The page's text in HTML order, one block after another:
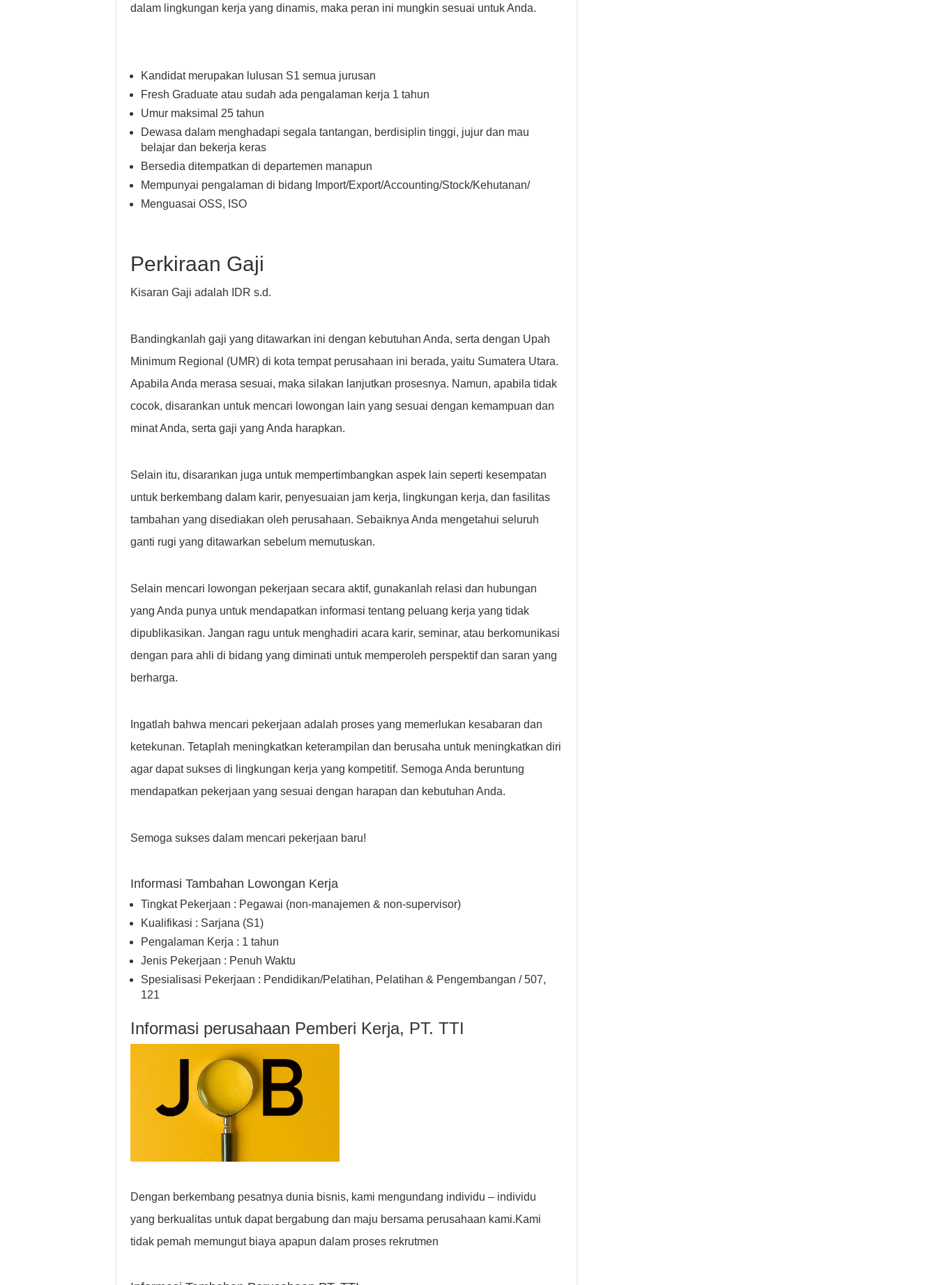
dalam lingkungan kerja yang dinamis, maka peran ini mungkin sesuai untuk Anda.
Kandidat merupakan lulusan S1 semua jurusan
Fresh Graduate atau sudah ada pengalaman kerja 1 tahun
Umur maksimal 25 tahun
Dewasa dalam menghadapi segala tantangan, berdisiplin tinggi, jujur dan mau
belajar dan bekerja keras
Bersedia ditempatkan di departemen manapun
Mempunyai pengalaman di bidang Import/Export/Accounting/Stock/Kehutanan/
Menguasai OSS, ISO
Perkiraan Gaji
Kisaran Gaji adalah IDR s.d.
Bandingkanlah gaji yang ditawarkan ini dengan kebutuhan Anda, serta dengan Upah
Minimum Regional (UMR) di kota tempat perusahaan ini berada, yaitu Sumatera Utara.
Apabila Anda merasa sesuai, maka silakan lanjutkan prosesnya. Namun, apabila tidak
cocok, disarankan untuk mencari lowongan lain yang sesuai dengan kemampuan dan
minat Anda, serta gaji yang Anda harapkan.
Selain itu, disarankan juga untuk mempertimbangkan aspek lain seperti kesempatan
untuk berkembang dalam karir, penyesuaian jam kerja, lingkungan kerja, dan fasilitas
tambahan yang disediakan oleh perusahaan. Sebaiknya Anda mengetahui seluruh
ganti rugi yang ditawarkan sebelum memutuskan.
Selain mencari lowongan pekerjaan secara aktif, gunakanlah relasi dan hubungan
yang Anda punya untuk mendapatkan informasi tentang peluang kerja yang tidak
dipublikasikan. Jangan ragu untuk menghadiri acara karir, seminar, atau berkomunikasi
dengan para ahli di bidang yang diminati untuk memperoleh perspektif dan saran yang
berharga.
Ingatlah bahwa mencari pekerjaan adalah proses yang memerlukan kesabaran dan
ketekunan. Tetaplah meningkatkan keterampilan dan berusaha untuk meningkatkan diri
agar dapat sukses di lingkungan kerja yang kompetitif. Semoga Anda beruntung
mendapatkan pekerjaan yang sesuai dengan harapan dan kebutuhan Anda.
Semoga sukses dalam mencari pekerjaan baru!
Informasi Tambahan Lowongan Kerja
Tingkat Pekerjaan : Pegawai (non-manajemen & non-supervisor)
Kualifikasi : Sarjana (S1)
Pengalaman Kerja : 1 tahun
Jenis Pekerjaan : Penuh Waktu
Spesialisasi Pekerjaan : Pendidikan/Pelatihan, Pelatihan & Pengembangan / 507,
121
Informasi perusahaan Pemberi Kerja, PT. TTI
Dengan berkembang pesatnya dunia bisnis, kami mengundang individu – individu
yang berkualitas untuk dapat bergabung dan maju bersama perusahaan kami.Kami
tidak pemah memungut biaya apapun dalam proses rekrutmen